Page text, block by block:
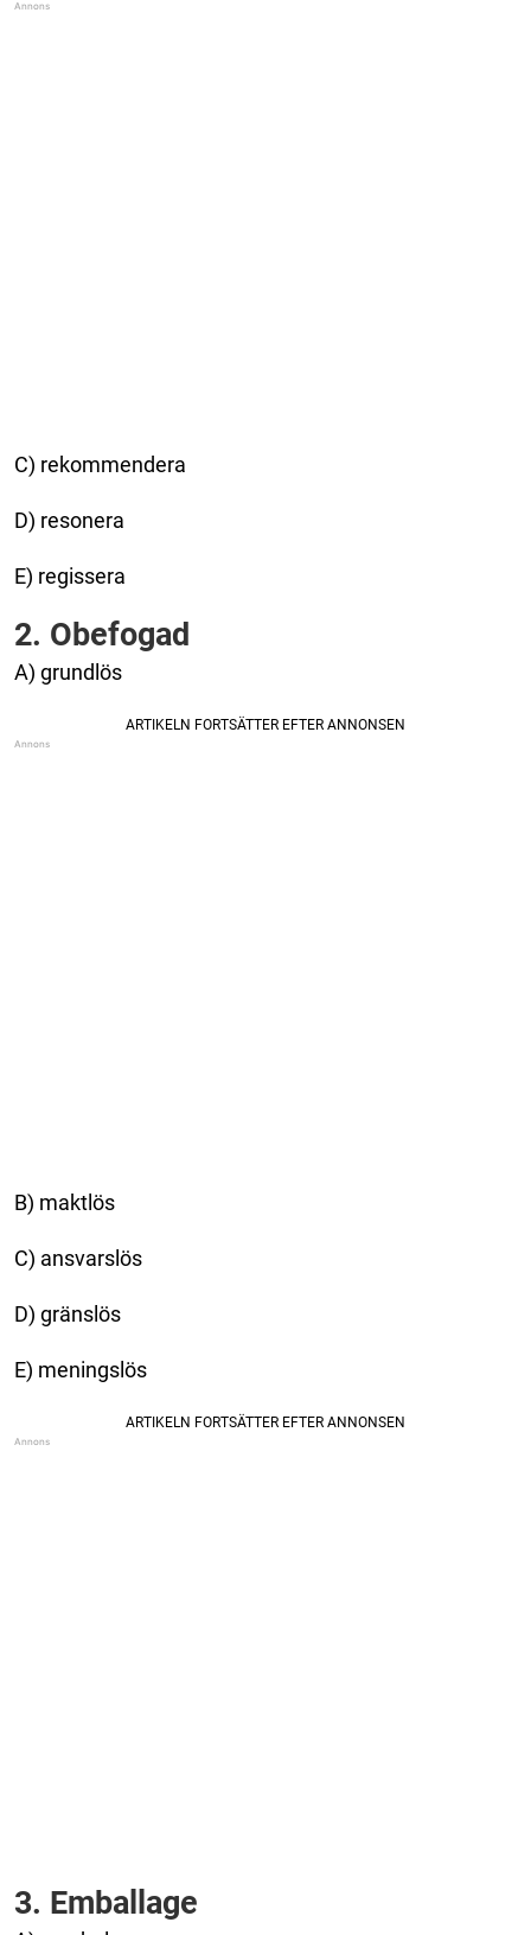
C) rekommendera
D) resonera
E) regissera
2. Obefogad
A) grundlös
B) maktlös
C) ansvarslös
D) gränslös
E) meningslös
3. Emballage